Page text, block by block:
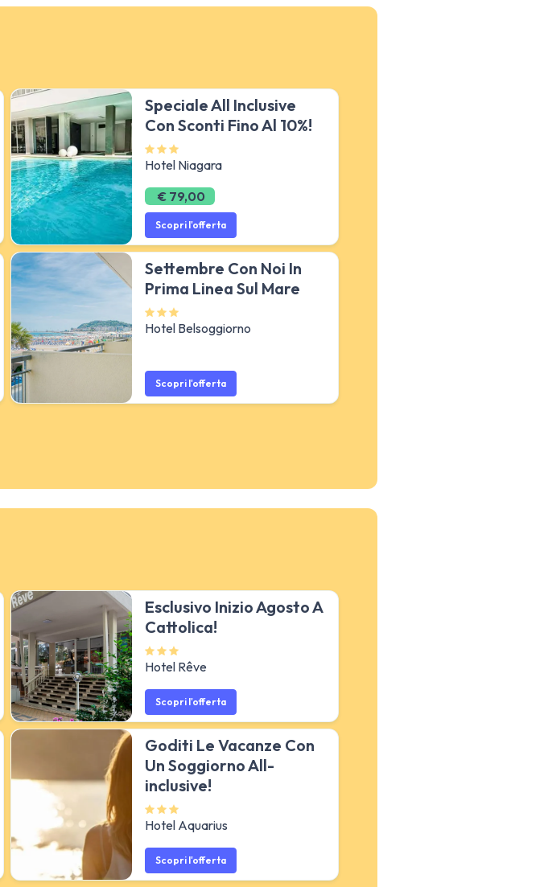
Speciale All Inclusive
Con Sconti Fino Al 10%!
Hotel Niagara
€ 79,00
Scopri l'offerta
Settembre Con Noi In
Prima Linea Sul Mare
Hotel Belsoggiorno
Scopri l'offerta
Esclusivo Inizio Agosto A
Cattolica!
Hotel Rêve
Scopri l'offerta
Goditi Le Vacanze Con
Un Soggiorno All-
inclusive!
Hotel Aquarius
Scopri l'offerta